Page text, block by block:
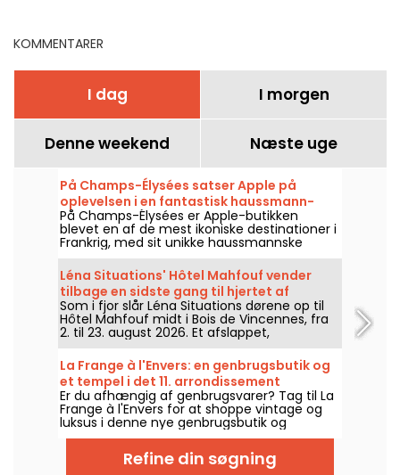
KOMMENTARER
I dag I morgen
Denne weekend Næste uge
På Champs-Élysées satser Apple på
oplevelsen i en fantastisk haussmann-
arkitektonisk ramme
På Champs-Élysées er Apple-butikken
blevet en af de mest ikoniske destinationer i
Frankrig, med sit unikke haussmannske
design og fokus på bæredygtighed, hvilket
glæder de mange trofaste fans.
Léna Situations' Hôtel Mahfouf vender
tilbage en sidste gang til hjertet af
Vincennes-skoven
Som i fjor slår Léna Situations dørene op til
Hôtel Mahfouf midt i Bois de Vincennes, fra
2. til 23. august 2026. Et afslappet,
sommerligt hangout, mellem august-vlogs,
shopping, vegetariske lækkerier og
afslapning – alt sammen med en snert af
nostalgi.
La Frange à l'Envers: en genbrugsbutik og
et tempel i det 11. arrondissement
Er du afhængig af genbrugsvarer? Tag til La
Frange à l'Envers for at shoppe vintage og
luksus i denne nye genbrugsbutik og
showroom i Paris' 11. arrondissement.
Refine din søgning